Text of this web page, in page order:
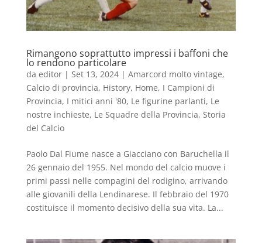
Rimangono soprattutto impressi i baffoni che
lo rendono particolare
da editor| Set 13, 2024| Amarcord molto vintage,
Calcio di provincia, History, Home, I Campioni di
Provincia, I mitici anni '80, Le figurine parlanti, Le
nostre inchieste, Le Squadre della Provincia, Storia
del Calcio
Paolo Dal Fiume nasce a Giacciano con Baruchella il
26 gennaio del 1955. Nel mondo del calcio muove i
primi passi nelle compagini del rodigino, arrivando
alle giovanili della Lendinarese. Il febbraio del 1970
costituisce il momento decisivo della sua vita. La...